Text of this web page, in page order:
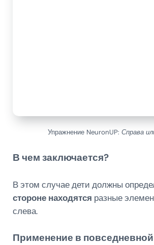
Упражнение NeuronUP: Справа
В чем заключается?
В этом случае дети должны
стороне находятся разные
слева.
Применение в